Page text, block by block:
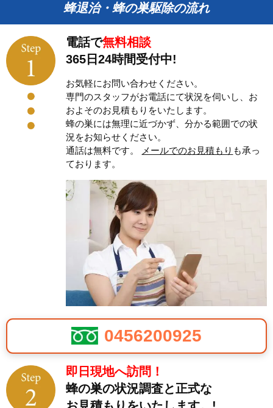
蜂退治・蜂の巣駆除の流れ
電話で無料相談
365日24時間受付中!
お気軽にお問い合わせください。
専門のスタッフがお電話にて状況を伺いし、お
およそのお見積もりをいたします。
蜂の巣には無理に近づかず、分かる範囲での状
況をお知らせください。
通話は無料です。
メールでのお見積もり も承っ
ております。
0456200925
即日現地へ訪問！
蜂の巣の状況調査と正式な